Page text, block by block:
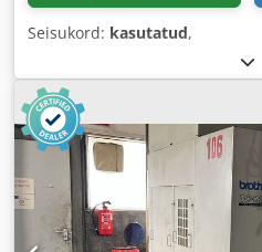
Seisukord: kasutatud,